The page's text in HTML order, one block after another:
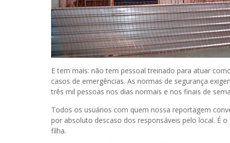
E tem mais: não tem pessoal treinado para atuar
casos de emergências. As normas de segurança
três mil pessoas nos dias normais e nos finais de
Todos os usuários com quem nossa reportagem
por absoluto descaso dos responsáveis pelo local. É
filha.